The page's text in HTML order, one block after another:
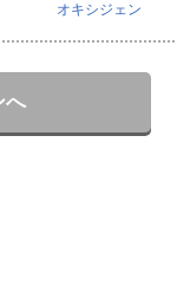
オキシジェン
へ